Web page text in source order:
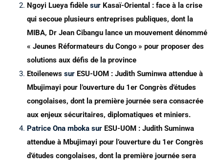
Ngoyi Lueya fidèle sur Kasaï-Oriental : face à la crise
qui secoue plusieurs entreprises publiques, dont la
MIBA, Dr Jean Cibangu lance un mouvement dénommé
« Jeunes Réformateurs du Congo » pour proposer des
solutions aux défis de la province
Etoilenews sur ESU-UOM : Judith Suminwa attendue à
Mbujimayi pour l’ouverture du 1er Congrès d’études
congolaises, dont la première journée sera consacrée
aux enjeux sécuritaires, diplomatiques et miniers.
Patrice Ona mboka sur ESU-UOM : Judith Suminwa
attendue à Mbujimayi pour l’ouverture du 1er Congrès
d’études congolaises, dont la première journée sera